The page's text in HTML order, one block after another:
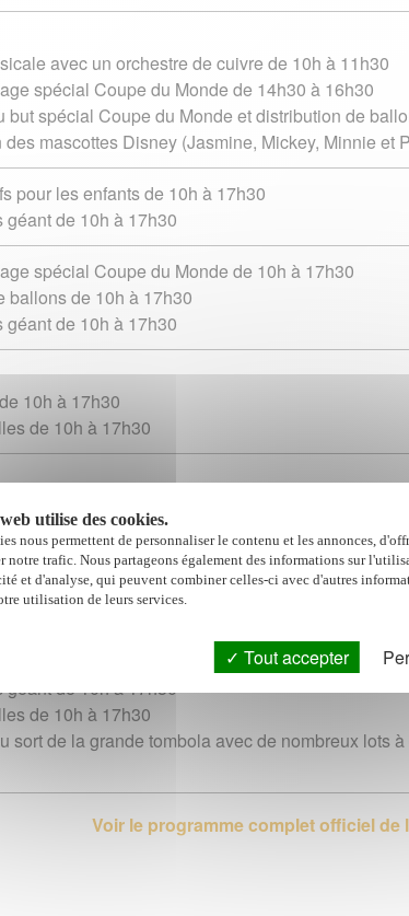
avec un orchestre de cuivre de 10h à 11h30
spécial Coupe du Monde de 14h30 à 16h30
but spécial Coupe du Monde et distribution de
mascottes Disney (Jasmine, Mickey, Minnie et
pour les enfants de 10h à 17h30
géant de 10h à 17h30
spécial Coupe du Monde de 10h à 17h30
ballons de 10h à 17h30
géant de 10h à 17h30
10h à 17h30
de 10h à 17h30
spécial Coupe du Monde de 10h à 17h30
de 10h à 17h30
de 10h à 17h30
de 15h à 16h30
spécial Coupe du Monde de 10h à 17h30
de 10h à 17h30
géant de 10h à 17h30
de 10h à 17h30
sort de la grande tombola avec de nombreux lots
Voir le programme complet officiel de
utilise des cookies.
nous permettent de personnaliser le contenu et les annonces,
notre trafic. Nous partageons également des informations sur
et d'analyse, qui peuvent combiner celles-ci avec d'autres
utilisation de leurs services.
Tout accepter